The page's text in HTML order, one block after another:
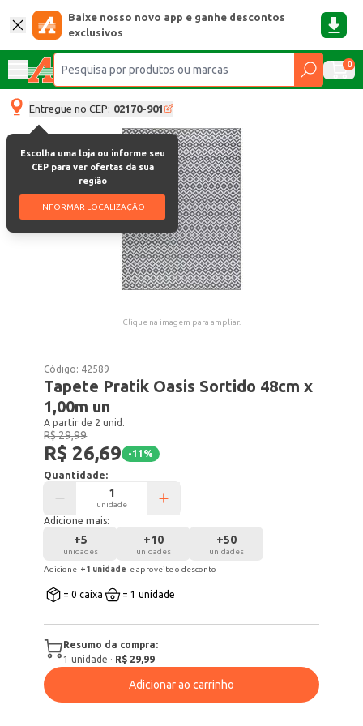
Baixe nosso novo app e ganhe descontos
exclusivos
0
Entregue no CEP: 02170-901
Escolha uma loja ou informe seu
CEP para ver ofertas da sua
região
INFORMAR LOCALIZAÇÃO
Clique na imagem para ampliar.
Código: 42589
Tapete Pratik Oasis Sortido 48cm x
1,00m un
A partir de 2 unid.
R$ 29,99
R$ 26,69 -11 %
Quantidade:
unidade
Adicione mais:
+5
unidades
+10
unidades
+50
unidades
Adicione +1 unidade e aproveite o desconto
= 0 caixa = 1 unidade
Resumo da compra:
1 unidade · R$ 29,99
Adicionar ao carrinho